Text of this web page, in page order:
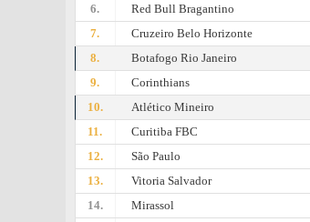
6.
Red Bull Bragantino
7.
Cruzeiro Belo Horizonte
8.
Botafogo Rio Janeiro
9.
Corinthians
10.
Atlético Mineiro
11.
Curitiba FBC
12.
São Paulo
13.
Vitoria Salvador
14.
Mirassol